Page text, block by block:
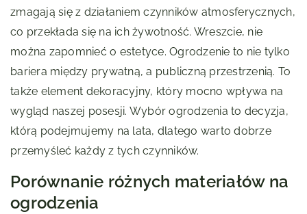
zmagają się z działaniem czynników atmosferycznych,
co przekłada się na ich żywotność. Wreszcie, nie
można zapomnieć o estetyce. Ogrodzenie to nie tylko
bariera między prywatną, a publiczną przestrzenią. To
także element dekoracyjny, który mocno wpływa na
wygląd naszej posesji. Wybór ogrodzenia to decyzja,
którą podejmujemy na lata, dlatego warto dobrze
przemyśleć każdy z tych czynników.
Porównanie różnych materiałów na
ogrodzenia